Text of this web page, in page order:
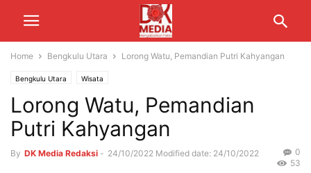
Home Bengkulu Utara Lorong Watu, Pemandian Putri Kahyangan
Bengkulu Utara Wisata
Lorong Watu, Pemandian
Putri Kahyangan
By DK Media Redaksi - 24/10/2022 Modified date: 24/10/2022
0
53